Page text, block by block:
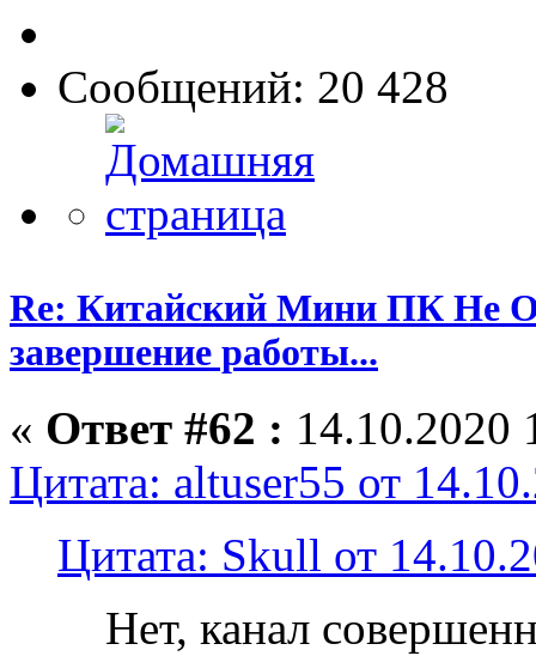
Сообщений: 20 428
Re: Китайский Мини ПК Не
завершение работы...
« Ответ #62 : 14.10.2020
Цитата: altuser55 от
Цитата: Skull от
Нет, канал